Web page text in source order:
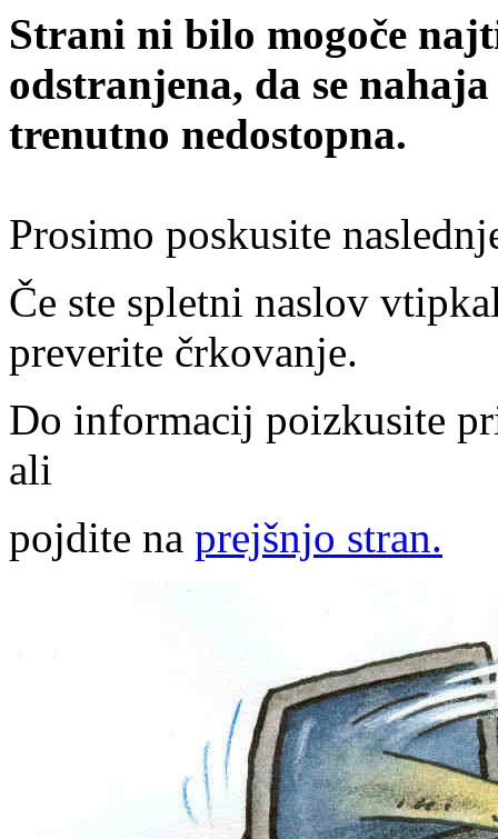
Strani ni bilo mogoče
odstranjena, da se
trenutno nedostopna.
Prosimo poskusite
Če ste spletni naslov
preverite črkovanje.
Do informacij poizkusite
ali
pojdite na prejšnjo stran.